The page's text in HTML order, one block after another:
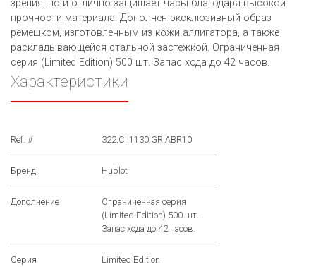
зрения, но и отлично защищает часы благодаря высокой
прочности материала. Дополнен эксклюзивный образ
ремешком, изготовленным из кожи аллигатора, а также
раскладывающейся стальной застежкой. Ограниченная
серия (Limited Edition) 500 шт. Запас хода до 42 часов.
Характеристики
Ref. # 322.CI.1130.GR.ABR10
Бренд Hublot
Дополнение
Ограниченная серия
(Limited Edition) 500 шт.
Запас хода до 42 часов.
Серия
Limited Edition